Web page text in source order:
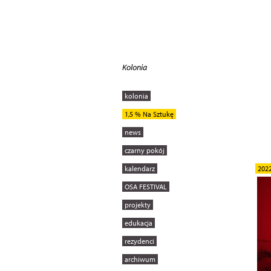
Kolonia
kolonia
1,5 % Na Sztukę
news
czarny pokój
kalendarz
OSA FESTIVAL
projekty
edukacja
rezydenci
archiwum